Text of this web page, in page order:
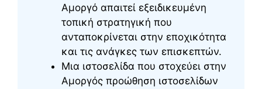
Αμοργό απαιτεί εξειδικευμένη
τοπική στρατηγική που
ανταποκρίνεται στην εποχικότητα
και τις ανάγκες των επισκεπτών.
Μια ιστοσελίδα που στοχεύει στην
Αμοργός προώθηση ιστοσελίδων